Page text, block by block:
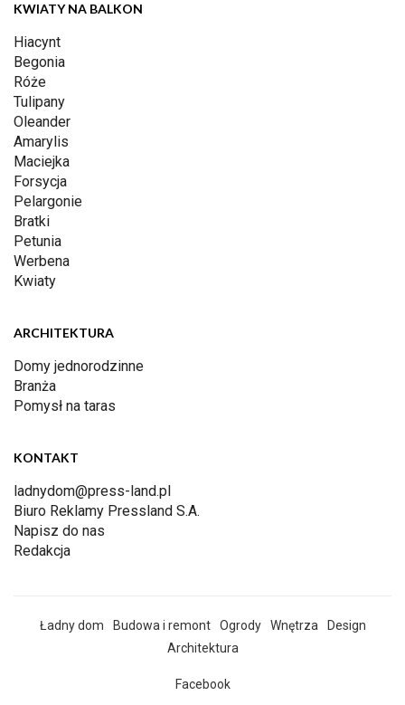
KWIATY NA BALKON
Hiacynt
Begonia
Róże
Tulipany
Oleander
Amarylis
Maciejka
Forsycja
Pelargonie
Bratki
Petunia
Werbena
Kwiaty
ARCHITEKTURA
Domy jednorodzinne
Branża
Pomysł na taras
KONTAKT
ladnydom@press-land.pl
Biuro Reklamy Pressland S.A.
Napisz do nas
Redakcja
Ładny dom Budowa i remont Ogrody Wnętrza
Design
Architektura
Facebook